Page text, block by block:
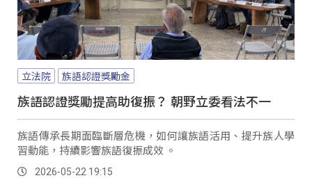
立法院 族語認證獎勵金
族語認證獎勵提高助復振？ 朝野立委看法不一
族語傳承長期面臨斷層危機，如何讓族語活用、提升族人學
習動能，持續影響族語復振成效 。
2026-05-22 19:15